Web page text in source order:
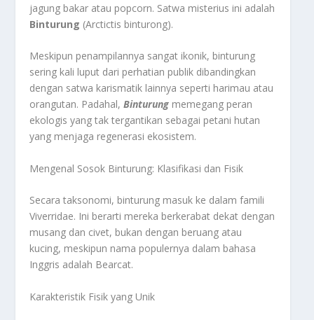
jagung bakar atau popcorn. Satwa misterius ini adalah
Binturung (Arctictis binturong).
Meskipun penampilannya sangat ikonik, binturung
sering kali luput dari perhatian publik dibandingkan
dengan satwa karismatik lainnya seperti harimau atau
orangutan. Padahal,Binturung memegang peran
ekologis yang tak tergantikan sebagai petani hutan
yang menjaga regenerasi ekosistem.
Mengenal Sosok Binturung: Klasifikasi dan Fisik
Secara taksonomi, binturung masuk ke dalam famili
Viverridae. Ini berarti mereka berkerabat dekat dengan
musang dan civet, bukan dengan beruang atau
kucing, meskipun nama populernya dalam bahasa
Inggris adalah Bearcat.
Karakteristik Fisik yang Unik